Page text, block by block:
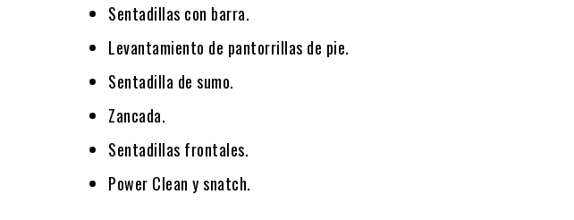
Sentadillas con barra.
Levantamiento de pantorrillas de pie.
Sentadilla de sumo.
Zancada.
Sentadillas frontales.
Power Clean y snatch.